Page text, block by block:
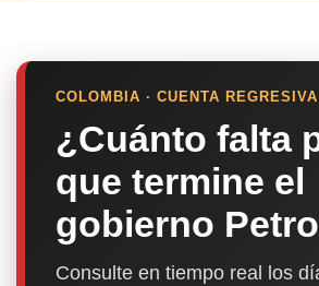
COLOMBIA · CUENTA REGRESIVA
¿Cuánto falta
que termine el
gobierno
Consulte en tiempo real los